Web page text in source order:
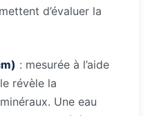
d’évaluer la
: mesurée à l’aide
révèle la
Une eau